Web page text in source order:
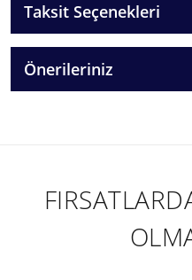
Taksit Seçenekleri
Önerileriniz